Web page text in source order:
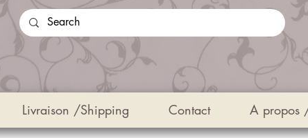
Livraison /Shipping Contact A propos